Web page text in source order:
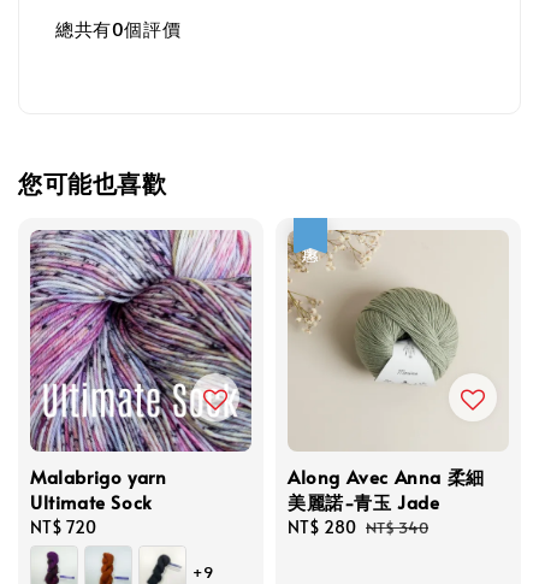
總共有0個評價
您可能也喜歡
Malabrigo yarn
Ultimate Sock
Regular
price
NT$ 720
+9
Along Avec Anna 柔細
美麗諾-青玉 Jade
Sale
NT$ 280 Regular
NT$ 340